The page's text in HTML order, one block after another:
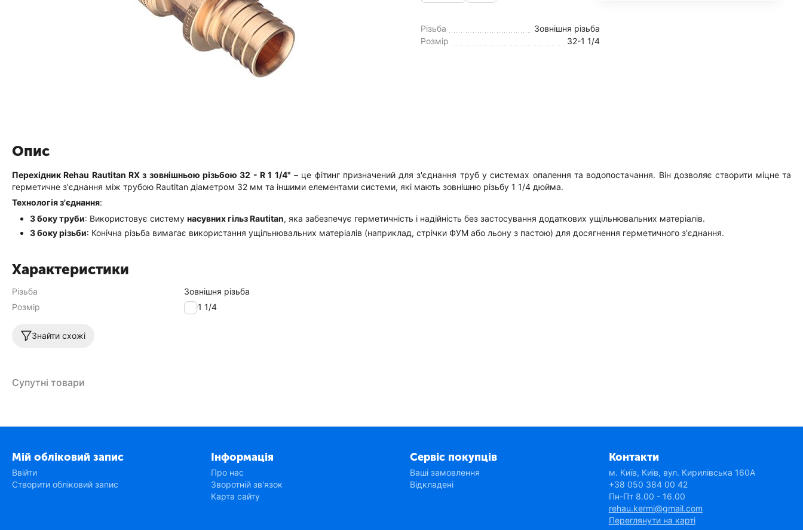
Різьба
Зовнішня різьба
Розмір
32-1 1/4
Опис
Перехідник Rehau Rautitan RX з зовнішньою різьбою 32 - R 1 1/4" – це фітинг призначений для з'єднання труб у системах опалення та водопостачання. Він дозволяє створити міцне та
герметичне з'єднання між трубою Rautitan діаметром 32 мм та іншими елементами системи, які мають зовнішню різьбу 1 1/4 дюйма.
Технологія з'єднання:
З боку труби: Використовує систему насувних гільз Rautitan, яка забезпечує герметичність і надійність без застосування додаткових ущільнювальних матеріалів.
З боку різьби: Конічна різьба вимагає використання ущільнювальних матеріалів (наприклад, стрічки ФУМ або льону з пастою) для досягнення герметичного з'єднання.
Характеристики
Різьба
Зовнішня різьба
Розмір
32-1 1/4
Знайти схожі
Супутні товари
Мій обліковий запис
Ввійти
Створити обліковий запис
Інформація
Про нас
Зворотній зв'язок
Карта сайту
Сервіс покупців
Ваші замовлення
Відкладені
Контакти
м. Київ, Київ, вул. Кирилівська 160А
+38 050 384 00 42
Пн-Пт 8.00 - 16.00
rehau.kermi@gmail.com
Переглянути на карті